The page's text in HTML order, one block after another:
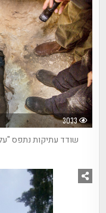
3033
שודד עתיקות נתפס